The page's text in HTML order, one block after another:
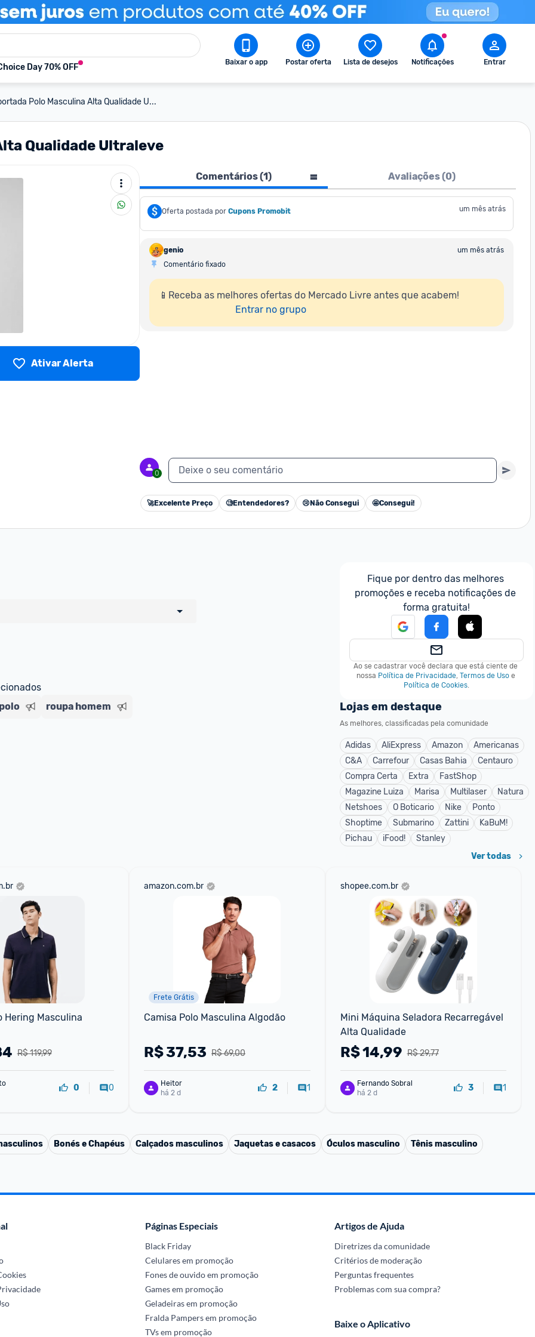
Day 70% OFF Baixar o app Postar oferta Lista de desejos Notificações Entrar
Polo Masculina Alta Qualidade U...
Qualidade Ultraleve
Ativar Alerta
Comentários (1) Avaliações (0)
Oferta postada por Cupons Promobit um mês atrás
genio
um mês atrás
Comentário fixado
📱Receba as melhores ofertas do Mercado Livre antes que acabem!
Entrar no grupo
0 Deixe o seu comentário
🚀Excelente Preço 🧐Entendedores? 😢 Não Consegui 🤩Consegui!
um marketplace, nós indicamos no
sinalizamos através da tag
roupa homem
Fique por dentro das melhores
promoções e receba notificações de
forma gratuita!
Ao se cadastrar você declara que está ciente de
nossa Política de Privacidade, Termos de Uso e
Política de Cookies.
Lojas em destaque
As melhores, classificadas pela comunidade
Adidas AliExpress Amazon
Americanas
C&A
Carrefour Casas Bahia
Centauro
Compra Certa
Extra
FastShop
Magazine Luiza
Marisa Multilaser
Natura
Netshoes
O Boticario Nike
Ponto
Shoptime
Submarino Zattini
KaBuM!
Pichau
iFood! Stanley
Ver todas
Hering Masculina
R$ 119,99
0 0
amazon.com.br
Frete Grátis
Camisa Polo Masculina Algodão
R$ 69,00
R$37,53
Heitor
há 2 d
2 1
shopee.com.br
Mini Máquina Seladora Recarregável
Alta Qualidade
R$ 29,77
R$14,99
Fernando Sobral
há 2 d
3 1
Bonés e Chapéus Calçados masculinos Jaquetas e casacos Óculos masculino Tênis masculino
Páginas Especiais
Black Friday
Celulares em promoção
Fones de ouvido em promoção
Games em promoção
Geladeiras em promoção
Fralda Pampers em promoção
TVs em promoção
Artigos de Ajuda
Diretrizes da comunidade
Critérios de moderação
Perguntas frequentes
Problemas com sua compra?
Baixe o Aplicativo